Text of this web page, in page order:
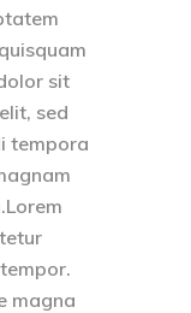
sit
sed
tempora
magna